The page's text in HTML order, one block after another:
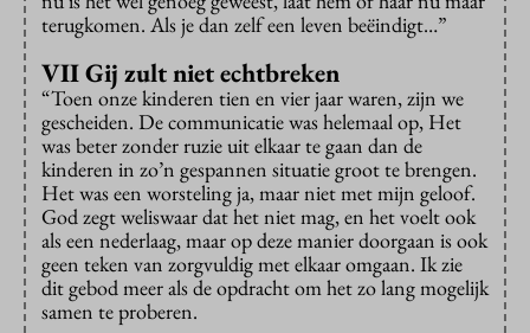
terugkomen. Als je dan zelf een leven beëindigt…”
VII Gij zult niet echtbreken
“Toen onze kinderen tien en vier jaar waren, zijn we
gescheiden. De communicatie was helemaal op, Het
was beter zonder ruzie uit elkaar te gaan dan de
kinderen in zo’n gespannen situatie groot te brengen.
Het was een worsteling ja, maar niet met mijn geloof.
God zegt weliswaar dat het niet mag, en het voelt ook
als een nederlaag, maar op deze manier doorgaan is ook
geen teken van zorgvuldig met elkaar omgaan. Ik zie
dit gebod meer als de opdracht om het zo lang mogelijk
samen te proberen.